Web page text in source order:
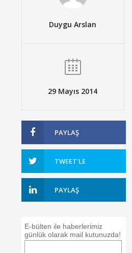
Duygu Arslan
29 Mayıs 2014
PAYLAŞ
TWEET'LE
PAYLAŞ
E-bülten ile haberlerimiz
günlük olarak mail kutunuzda!